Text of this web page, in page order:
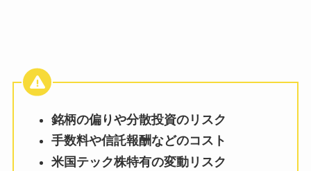
銘柄の偏りや分散投資のリスク
手数料や信託報酬などのコスト
米国テック株特有の変動リスク